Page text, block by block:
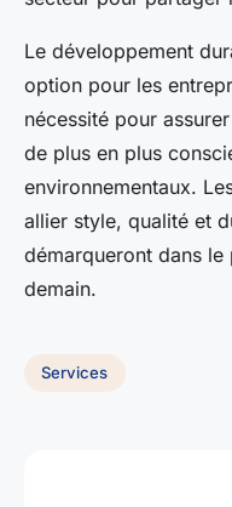
Le développement
option pour les
nécessité pour
de plus en plus
environnementaux.
allier style, qualité et
démarqueront dans
demain.
Services